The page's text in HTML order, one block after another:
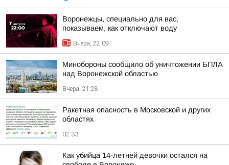
Воронежцы, специально для вас,
показываем, как отключают воду
Вчера, 22:09
Минобороны сообщило об уничтожении БПЛА
над Воронежской областью
Вчера, 21:28
Ракетная опасность в Московской и других
областях
02:33
Как убийца 14-летней девочки остался на